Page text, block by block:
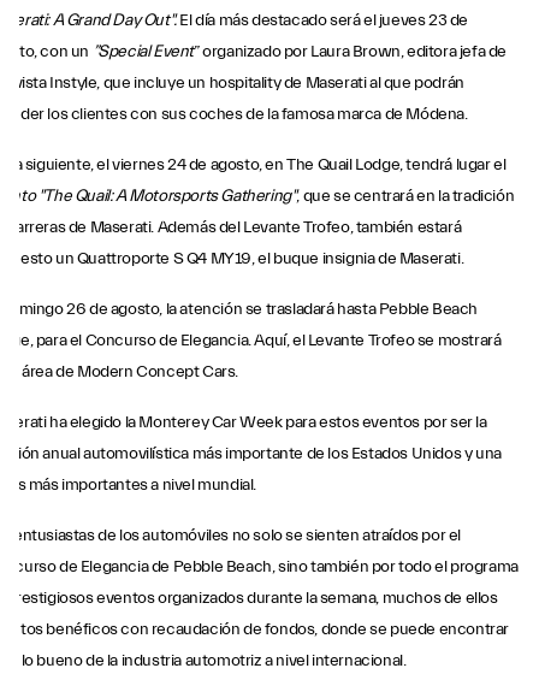
A Grand Day Out".El día más destacado será el jueves 23 de
con un ”Special Event” organizado por Laura Brown, editora jefa de
Instyle, que incluye un hospitality de Maserati al que podrán
los clientes con sus coches de la famosa marca de Módena.
siguiente, el viernes 24 de agosto, en The Quail Lodge, tendrá lugar el
"The Quail: A Motorsports Gathering", que se centrará en la tradición
carreras de Maserati. Además del Levante Trofeo, también estará
un Quattroporte S Q4 MY19, el buque insignia de Maserati.
domingo 26 de agosto, la atención se trasladará hasta Pebble Beach
para el Concurso de Elegancia. Aquí, el Levante Trofeo se mostrará
el área de Modern Concept Cars.
ha elegido la Monterey Car Week para estos eventos por ser la
anual automovilística más importante de los Estados Unidos y una
las más importantes a nivel mundial.
entusiastas de los automóviles no solo se sienten atraídos por el
de Elegancia de Pebble Beach, sino también por todo el programa
prestigiosos eventos organizados durante la semana, muchos de ellos
benéficos con recaudación de fondos, donde se puede encontrar
lo bueno de la industria automotriz a nivel internacional.